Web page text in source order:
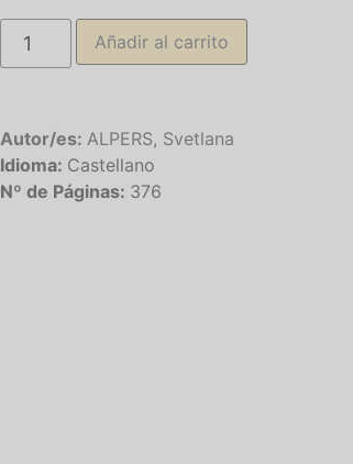
Añadir al carrito
Autor/es: ALPERS, Svetlana
Idioma: Castellano
Nº de Páginas: 376